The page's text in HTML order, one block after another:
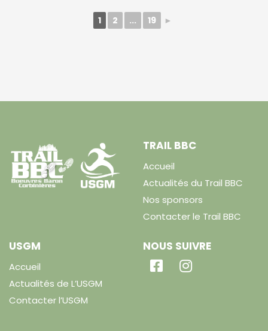
1 2 ... 19 ►
TRAIL BBC
Accueil
Actualités du Trail BBC
Nos sponsors
Contacter le Trail BBC
USGM
Accueil
Actualités de L’USGM
Contacter l’USGM
NOUS SUIVRE